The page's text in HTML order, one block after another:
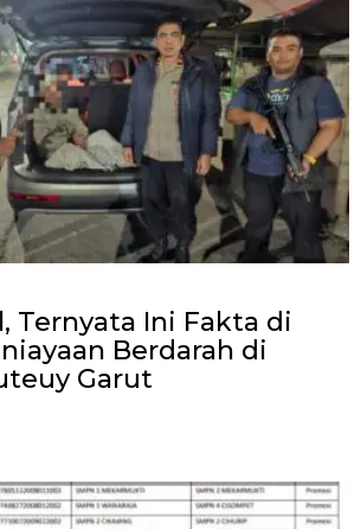
Ternyata Ini Fakta di
Berdarah di
Garut